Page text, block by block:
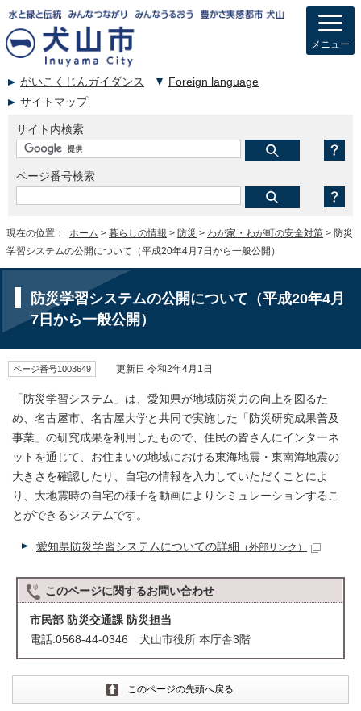
がいこくじんガイダンス
Foreign language
サイトマップ
サイト内検索
ページ番号検索
メニュー
現在の位置： ホーム > 暮らしの情報 > 防災 > わが家・わが町の安全対策 > 防災
学習システムの公開について（平成20年4月7日から一般公開）
防災学習システムの公開について（平成20年4月
7日から一般公開）
ページ番号1003649 更新日 令和2年4月1日
「防災学習システム」は、愛知県が地域防災力の向上を図るた
め、名古屋市、名古屋大学と共同で実施した「防災研究成果普及
事業」の研究成果を利用したもので、住民の皆さんにインターネ
ットを通じて、お住まいの地域における東海地震・東南海地震の
大きさを確認したり、自宅の情報を入力していただくことによ
り、大地震時の自宅の様子を動画によりシミュレーションするこ
とができるシステムです。
愛知県防災学習システムについての詳細 （外部リンク）
このページに関するお問い合わせ
市民部 防災交通課 防災担当
電話:0568-44-0346 犬山市役所 本庁舎3階
このページの先頭へ戻る